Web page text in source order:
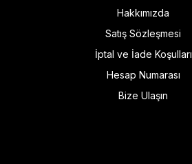
Hakkımızda
Satış Sözleşmesi
İptal ve İade Koşulları
Hesap Numarası
Bize Ulaşın